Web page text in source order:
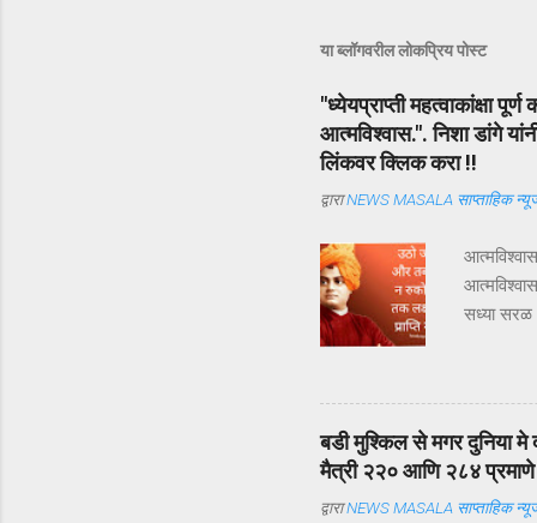
या ब्लॉगवरील लोकप्रिय पोस्ट
"ध्येयप्राप्ती महत्वाकांक्षा
आत्मविश्वास.". निशा डांगे
लिंकवर क्लिक करा !!
द्वाराNEWS MASALA साप्ताहिक
सध्या सरळ
असणारी
तुम्ही
जाणून
बडी मुश्किल से मगर दुनिया मे
मैत्री २२० आणि २८४ प्रमाणे
द्वाराNEWS MASALA साप्ताहिक